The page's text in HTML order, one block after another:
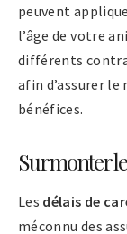
peuvent
l’âge de votre
différents
afin d’assurer
bénéfices.
Surmonter
Les délais de
méconnu des